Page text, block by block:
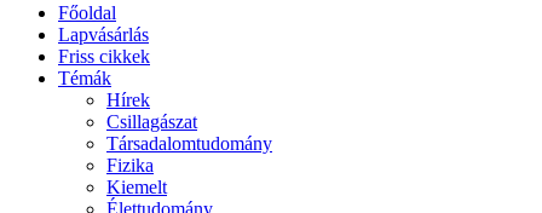
Főoldal
Lapvásárlás
Friss cikkek
Témák
Hírek
Csillagászat
Társadalomtudomány
Fizika
Kiemelt
Élettudomány